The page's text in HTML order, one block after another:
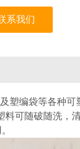
系我们
塑编袋等各种可
料可随破随洗，